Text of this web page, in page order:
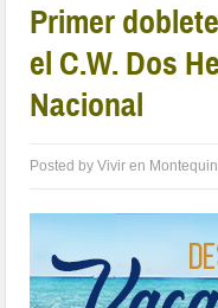
Primer
el C.W. Dos
Nacional
Posted byVivir en